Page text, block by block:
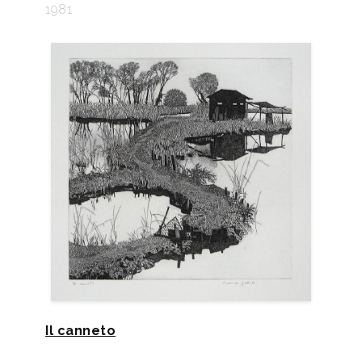
1981
Il canneto